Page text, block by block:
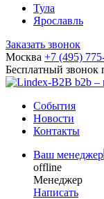
Тула
Ярославль
Заказать звонок
Москва +7 (495)
Бесплатный звонок
b2b –
События
Новости
Контакты
Ваш менеджер
offline
Менеджер
Написать